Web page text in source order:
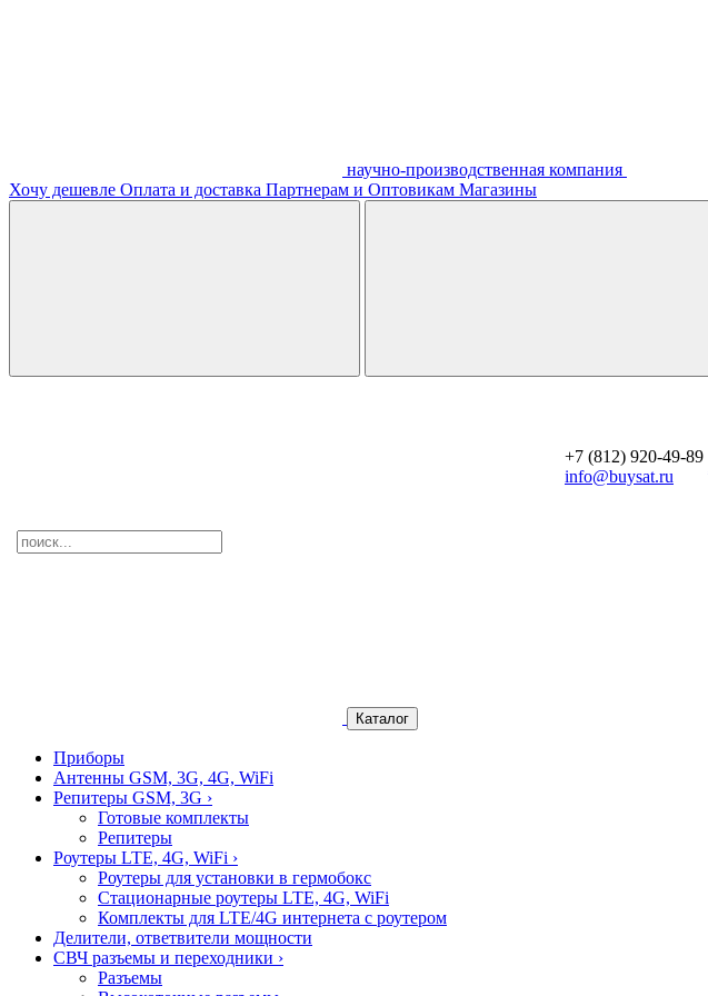
научно-производственная компания
Хочу дешевле Оплата и доставка Партнерам и Оптовикам Магазины
+7 (812) 920-49-89
info@buysat.ru
Каталог
Приборы
Антенны GSM, 3G, 4G, WiFi
Репитеры GSM, 3G ›
Готовые комплекты
Репитеры
Роутеры LTE, 4G, WiFi ›
Роутеры для установки в гермобокс
Стационарные роутеры LTE, 4G, WiFi
Комплекты для LTE/4G интернета с роутером
Делители, ответвители мощности
СВЧ разъемы и переходники ›
Разъемы